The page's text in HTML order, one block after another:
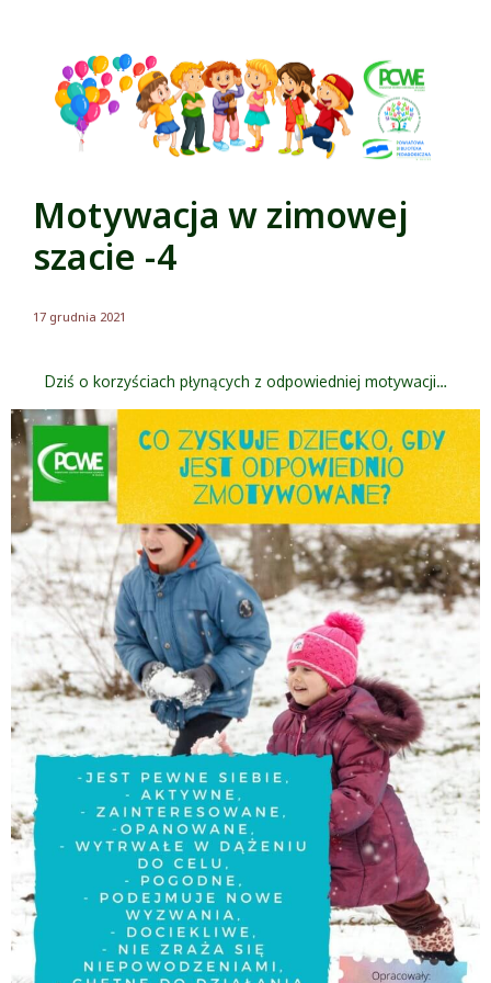
Motywacja w zimowej
szacie -4
17 grudnia 2021
Dziś o korzyściach płynących z odpowiedniej motywacji…